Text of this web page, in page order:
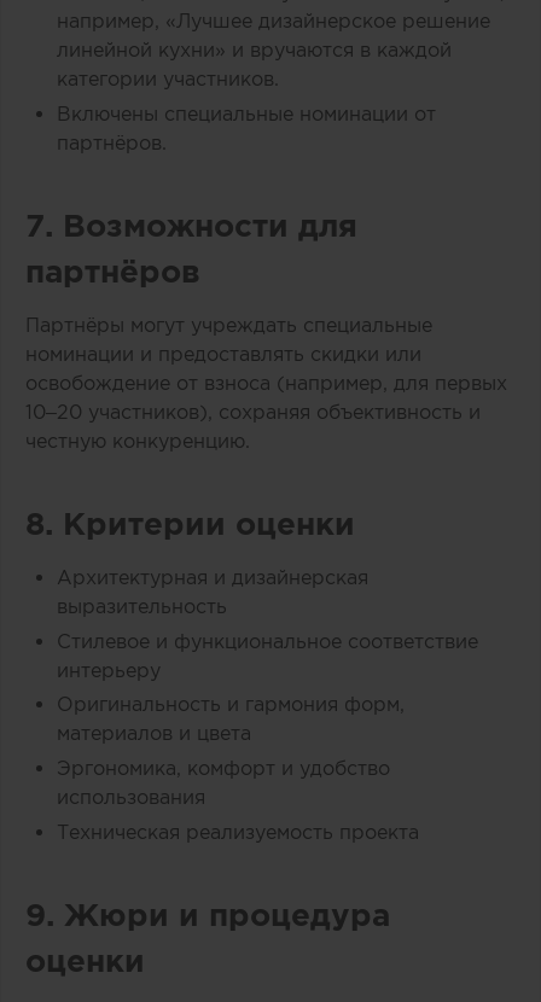
например, «Лучшее дизайнерское решение
линейной кухни» и вручаются в каждой
категории участников.
Включены специальные номинации от
партнёров.
7. Возможности для
партнёров
Партнёры могут учреждать специальные
номинации и предоставлять скидки или
освобождение от взноса (например, для первых
10–20 участников), сохраняя объективность и
честную конкуренцию.
8. Критерии оценки
Архитектурная и дизайнерская
выразительность
Стилевое и функциональное соответствие
интерьеру
Оригинальность и гармония форм,
материалов и цвета
Эргономика, комфорт и удобство
использования
Техническая реализуемость проекта
9. Жюри и процедура
оценки